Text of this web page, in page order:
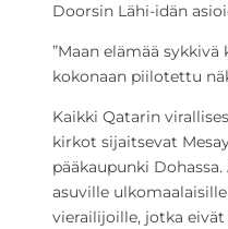
Doorsin Lähi-idän
”Maan elämää
kokonaan piilotettu
Kaikki Qatarin
kirkot sijaitsevat
pääkaupunki
asuville
vierailijoille, jotka